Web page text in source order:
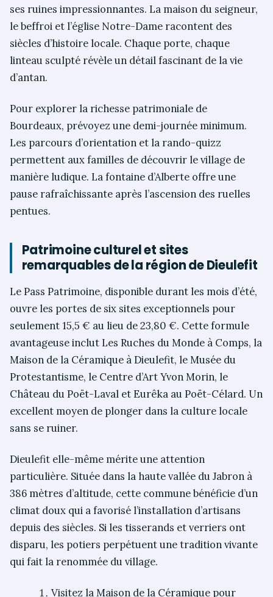
ses ruines impressionnantes. La maison du seigneur,
le beffroi et l’église Notre-Dame racontent des
siècles d’histoire locale. Chaque porte, chaque
linteau sculpté révèle un détail fascinant de la vie
d’antan.
Pour explorer la richesse patrimoniale de
Bourdeaux, prévoyez une demi-journée minimum.
Les parcours d’orientation et la rando-quizz
permettent aux familles de découvrir le village de
manière ludique. La fontaine d’Alberte offre une
pause rafraîchissante après l’ascension des ruelles
pentues.
Patrimoine culturel et sites
remarquables de la région de Dieulefit
Le Pass Patrimoine, disponible durant les mois d’été,
ouvre les portes de six sites exceptionnels pour
seulement 15,5 € au lieu de 23,80 €. Cette formule
avantageuse inclut Les Ruches du Monde à Comps, la
Maison de la Céramique à Dieulefit, le Musée du
Protestantisme, le Centre d’Art Yvon Morin, le
Château du Poët-Laval et Eurêka au Poët-Célard. Un
excellent moyen de plonger dans la culture locale
sans se ruiner.
Dieulefit elle-même mérite une attention
particulière. Située dans la haute vallée du Jabron à
386 mètres d’altitude, cette commune bénéficie d’un
climat doux qui a favorisé l’installation d’artisans
depuis des siècles. Si les tisserands et verriers ont
disparu, les potiers perpétuent une tradition vivante
qui fait la renommée du village.
Visitez la Maison de la Céramique pour